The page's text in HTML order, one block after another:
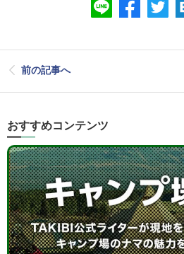
前の記事へ
おすすめコンテンツ